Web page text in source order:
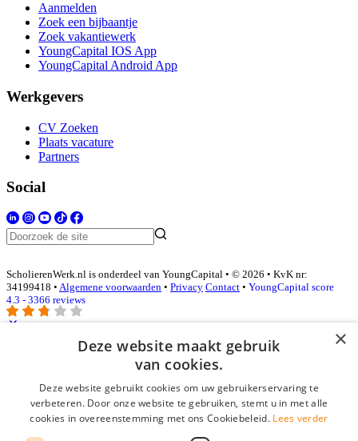
Aanmelden
Zoek een bijbaantje
Zoek vakantiewerk
YoungCapital IOS App
YoungCapital Android App
Werkgevers
CV Zoeken
Plaats vacature
Partners
Social
ScholierenWerk.nl is onderdeel van YoungCapital • © 2026 • KvK nr:
34199418 • Algemene voorwaarden • Privacy Contact • YoungCapital score
4.3 - 3366 reviews
Inloggen als bedrijf
E-mail*
Wachtwoord
×
Deze website maakt gebruik
van cookies.
Deze website gebruikt cookies om uw gebruikerservaring te
verbeteren. Door onze website te gebruiken, stemt u in met alle
cookies in overeenstemming met ons Cookiebeleid. Lees verder